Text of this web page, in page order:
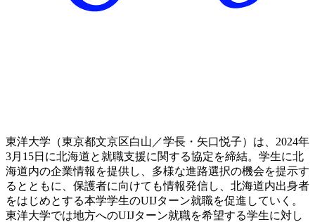
東洋大学（東京都文京区白山／学長・矢口悦子）は、2024年
3月15日に北海道と就職支援に関する協定を締結。学生に北
海道内の企業情報を提供し、多様な進路選択の機会を提示す
るとともに、保護者に向けても情報発信し、北海道内出身者
をはじめとする本学学生のUIJターン就職を促進していく。
東洋大学では地方へのUIJターン就職を希望する学生に対し